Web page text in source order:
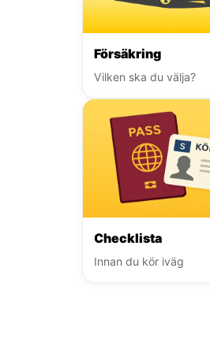
Försäkring
Vilken ska du välja?
Checklista
Innan du kör iväg